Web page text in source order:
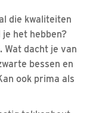
die kwaliteiten
het hebben?
Wat dacht je van
bessen en
ook prima als